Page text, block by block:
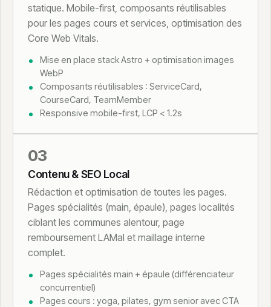
statique. Mobile-first, composants réutilisables
pour les pages cours et services, optimisation des
Core Web Vitals.
Mise en place stack Astro + optimisation images
WebP
Composants réutilisables : ServiceCard,
CourseCard, TeamMember
Responsive mobile-first, LCP < 1.2s
03
Contenu & SEO Local
Rédaction et optimisation de toutes les pages.
Pages spécialités (main, épaule), pages localités
ciblant les communes alentour, page
remboursement LAMal et maillage interne
complet.
Pages spécialités main + épaule (différenciateur
concurrentiel)
Pages cours : yoga, pilates, gym senior avec CTA